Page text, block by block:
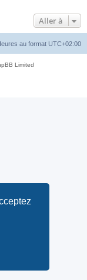
Aller à
au format UTC+02:00
Limited